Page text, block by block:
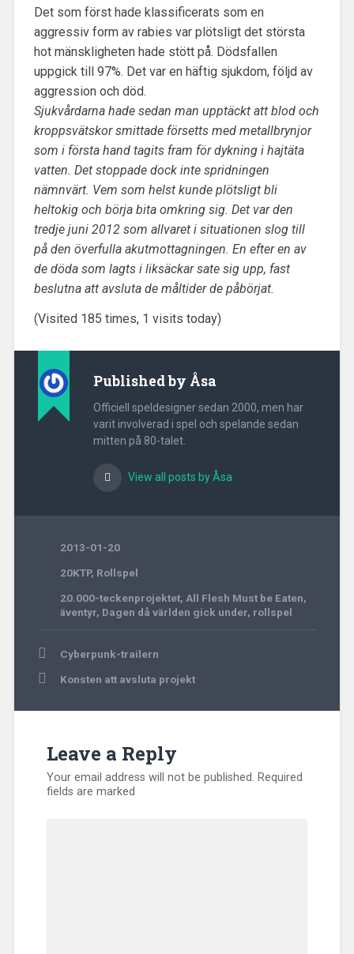
Det som först hade klassificerats som en
aggressiv form av rabies var plötsligt det största
hot mänskligheten hade stött på. Dödsfallen
uppgick till 97%. Det var en häftig sjukdom, följd av
aggression och död.
Sjukvårdarna hade sedan man upptäckt att blod och
kroppsvätskor smittade försetts med metallbrynjor
som i första hand tagits fram för dykning i hajtäta
vatten. Det stoppade dock inte spridningen
nämnvärt. Vem som helst kunde plötsligt bli
heltokig och börja bita omkring sig. Det var den
tredje juni 2012 som allvaret i situationen slog till
på den överfulla akutmottagningen. En efter en av
de döda som lagts i liksäckar sate sig upp, fast
beslutna att avsluta de måltider de påbörjat.
(Visited 185 times, 1 visits today)
Published by Åsa
Officiell speldesigner sedan 2000, men har
varit involverad i spel och spelande sedan
mitten på 80-talet.
View all posts by Åsa
2013-01-20
20KTP, Rollspel
20.000-teckenprojektet, All Flesh Must be Eaten,
äventyr, Dagen då världen gick under, rollspel
Post
navigation
Cyberpunk-trailern
Konsten att avsluta projekt
Leave a Reply
Your email address will not be published. Required
fields are marked